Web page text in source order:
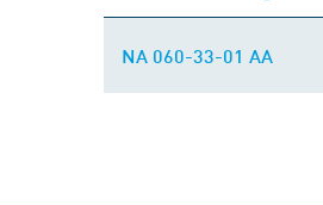
NA 060-33-01 AA